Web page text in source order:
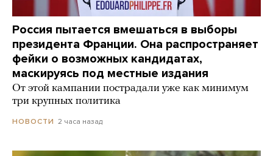
Россия пытается вмешаться в выборы
президента Франции. Она распространяет
фейки о возможных кандидатах,
маскируясь под местные издания
От этой кампании пострадали уже как минимум
три крупных политика
НОВОСТИ 2 часа назад